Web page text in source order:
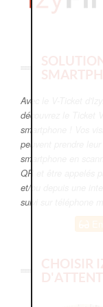
Avec le V-Ticket
découvrez le Ticket
smartphone ! Vos
peuvent prendre leur
smartphone en
QR et être appelés
et/ou depuis une
suivi sur téléphone
CHOISIR